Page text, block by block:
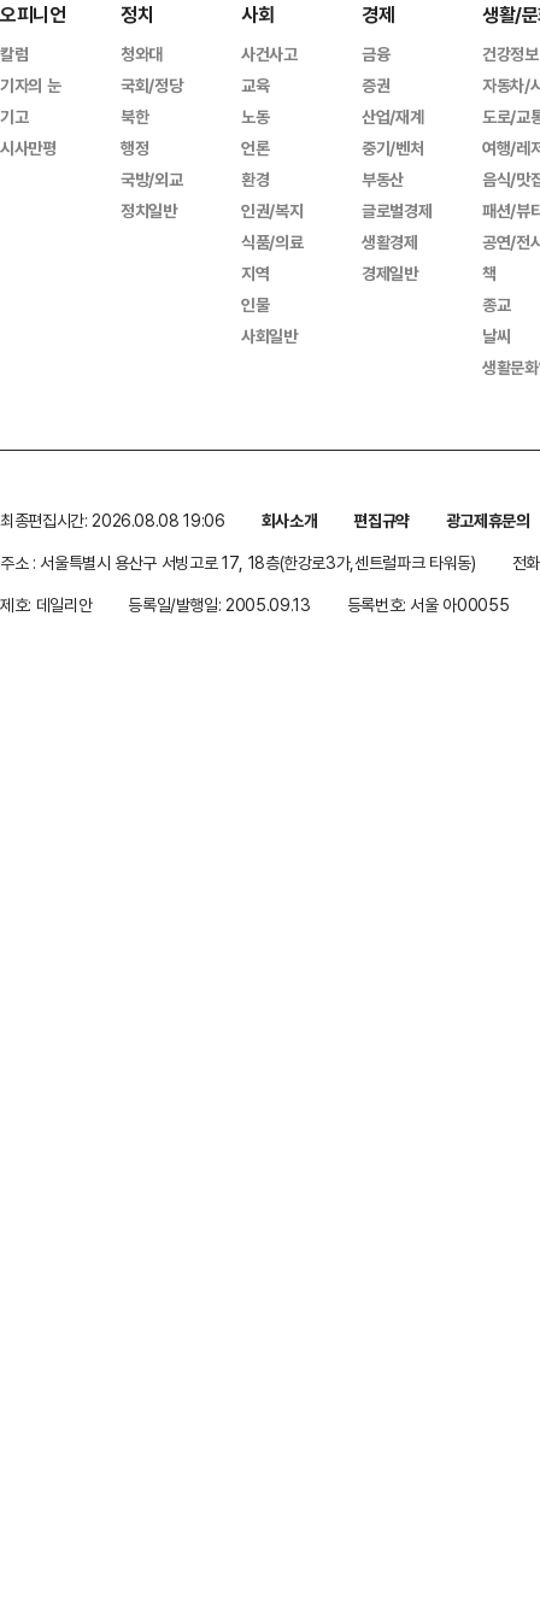
오피니언
칼럼
기자의 눈
기고
시사만평
정치
청와대
국회/정당
북한
행정
국방/외교
정치일반
사회
사건사고
교육
노동
언론
환경
인권/복지
식품/의료
지역
인물
사회일반
경제
금융
증권
산업/재계
중기/벤처
부동산
글로벌경제
생활경제
경제일반
생활/
건강정보
자동차/
도로/교
여행/레
음식/맛
패션/뷰
공연/전
책
종교
날씨
생활문
최종편집시간: 2026.08.08 19:06 회사소개 편집규약
광고제휴문의
주소 : 서울특별시 용산구 서빙고로 17, 18층(한강로3가,센트럴파크 타워동)
전
제호: 데일리안
등록일/발행일: 2005.09.13 등록번호: 서울 아00055